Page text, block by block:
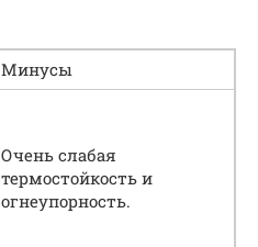
Минусы
Очень слабая
термостойкость и
огнеупорность.